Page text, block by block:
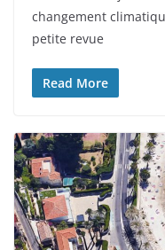
changement
petite revue
Read More